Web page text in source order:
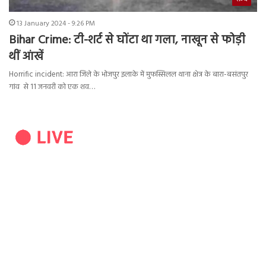
13 January 2024 - 9:26 PM
Bihar Crime: टी-शर्ट से घोंटा था गला, नाखून से फोड़ी
थीं आंखें
Horrific incident: आरा जिले के भोजपुर इलाके में मुफस्सिलल थाना क्षेत्र के बारा-बसंतपुर
गांव से 11 जनवरी को एक शव…